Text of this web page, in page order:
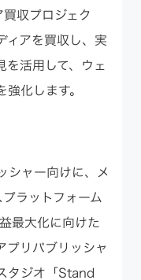
買収プロジェク
ィアを買収し、実
を活用して、ウェ
化します。
シャー向けに、メ
ラットフォーム
最大化に向けた
プリパブリッシャ
タジオ「Stand